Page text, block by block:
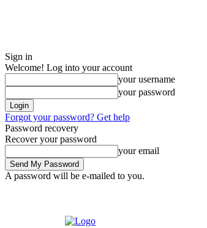
Sign in
Welcome! Log into your account
your username
your password
Forgot your password? Get help
Password recovery
Recover your password
your email
A password will be e-mailed to you.